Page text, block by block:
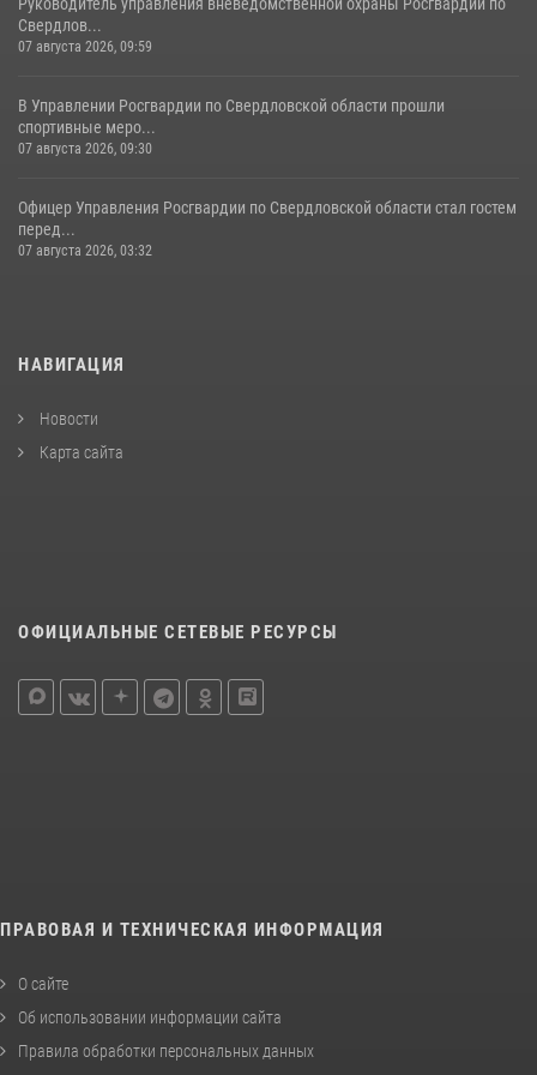
Свердлов...
07 августа 2026, 09:59
В Управлении Росгвардии по Свердловской области прошли
спортивные меро...
07 августа 2026, 09:30
Офицер Управления Росгвардии по Свердловской области стал гостем
перед...
07 августа 2026, 03:32
НАВИГАЦИЯ
Новости
Карта сайта
ОФИЦИАЛЬНЫЕ СЕТЕВЫЕ РЕСУРСЫ
ПРАВОВАЯ И ТЕХНИЧЕСКАЯ ИНФОРМАЦИЯ
О сайте
Об использовании информации сайта
Правила обработки персональных данных